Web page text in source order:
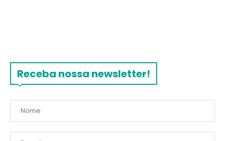
Receba nossa newsletter!